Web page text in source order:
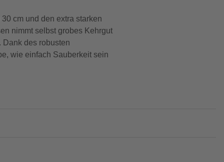
cm und den extra starken
nimmt selbst grobes Kehrgut
des robusten
wie einfach Sauberkeit sein